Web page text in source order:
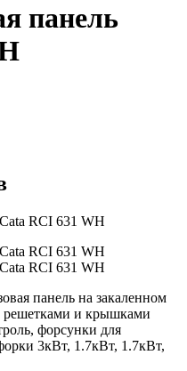
панель
панель на закаленном
решетками и крышками
форсунки для
3кВт, 1.7кВт, 1.7кВт,